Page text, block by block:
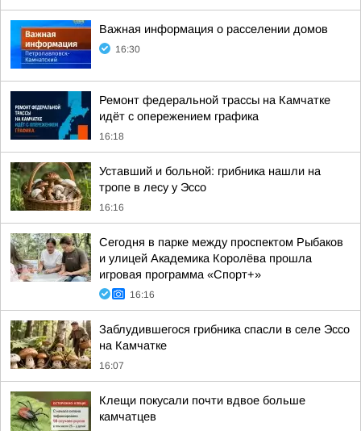
Важная информация о расселении домов
16:30
Ремонт федеральной трассы на Камчатке
идёт с опережением графика
16:18
Уставший и больной: грибника нашли на
тропе в лесу у Эссо
16:16
Сегодня в парке между проспектом Рыбаков
и улицей Академика Королёва прошла
игровая программа «Спорт+»
16:16
Заблудившегося грибника спасли в селе Эссо
на Камчатке
16:07
Клещи покусали почти вдвое больше
камчатцев